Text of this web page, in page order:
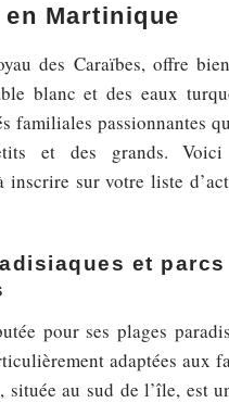
Martinique
des Caraïbes, offre
blanc et des eaux
familiales passionnantes
et des grands. Voici
inscrire sur votre liste
et parcs
pour ses plages
adaptées aux
située au sud de l’île, est